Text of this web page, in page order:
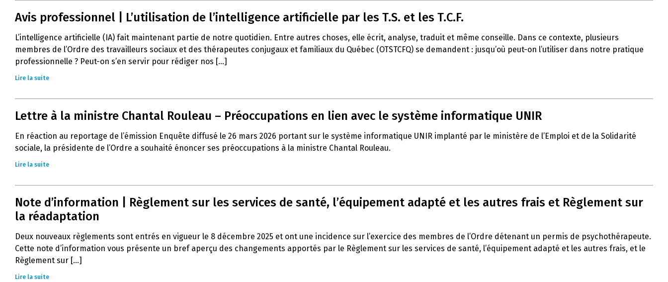
Avis professionnel | L’utilisation de l’intelligence artificielle par les T.S. et les T.C.F.
L’intelligence artificielle (IA) fait maintenant partie de notre quotidien. Entre autres choses, elle écrit, analyse, traduit et même conseille. Dans ce contexte, plusieurs
membres de l’Ordre des travailleurs sociaux et des thérapeutes conjugaux et familiaux du Québec (OTSTCFQ) se demandent : jusqu’où peut-on l’utiliser dans notre pratique
professionnelle ? Peut-on s’en servir pour rédiger nos [...]
Lire la suite
Lettre à la ministre Chantal Rouleau – Préoccupations en lien avec le système informatique UNIR
En réaction au reportage de l’émission Enquête diffusé le 26 mars 2026 portant sur le système informatique UNIR implanté par le ministère de l’Emploi et de la Solidarité
sociale, la présidente de l’Ordre a souhaité énoncer ses préoccupations à la ministre Chantal Rouleau.
Lire la suite
Note d’information | Règlement sur les services de santé, l’équipement adapté et les autres frais et Règlement sur
la réadaptation
Deux nouveaux règlements sont entrés en vigueur le 8 décembre 2025 et ont une incidence sur l’exercice des membres de l’Ordre détenant un permis de psychothérapeute.
Cette note d’information vous présente un bref aperçu des changements apportés par le Règlement sur les services de santé, l’équipement adapté et les autres frais, et le
Règlement sur [...]
Lire la suite